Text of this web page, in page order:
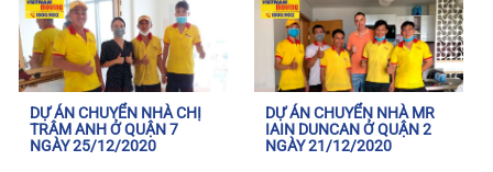
DỰ ÁN CHUYỂN NHÀ CHỊ
TRÂM ANH Ở QUẬN 7
NGÀY 25/12/2020
DỰ ÁN CHUYỂN NHÀ MR
IAIN DUNCAN Ở QUẬN 2
NGÀY 21/12/2020